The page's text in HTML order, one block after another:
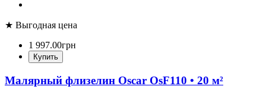
★ Выгодная цена
1 997.00грн
Купить
Малярный флизелин Oscar OsF110 • 20 м²